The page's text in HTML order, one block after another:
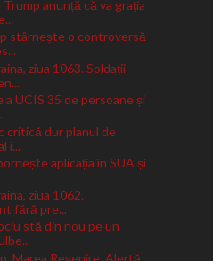
anunță că va grația
stârnește o controversă
ziua 1063. Soldații
a UCIS 35 de persoane și
critică dur planul de
i...
aplicația în SUA și
ziua 1062.
fără pre...
stă din nou pe un
Marea Revenire. Alertă